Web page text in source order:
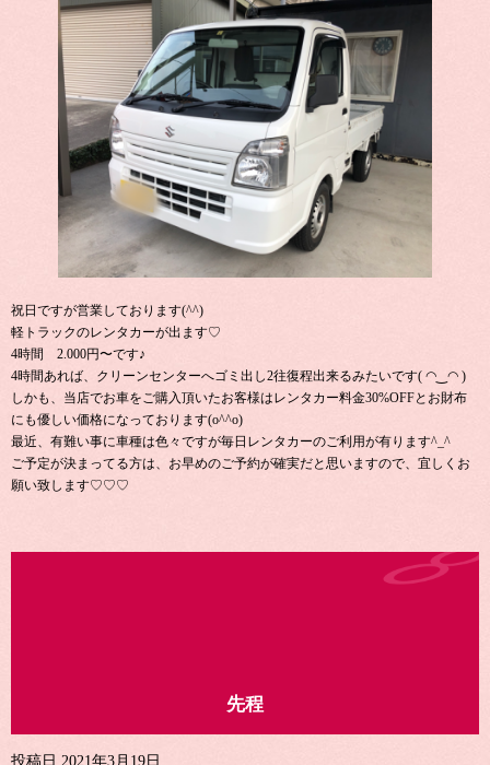
祝日ですが営業しております(^^)
軽トラックのレンタカーが出ます♡
4時間 2.000円〜です♪
4時間あれば、クリーンセンターへゴミ出し2往復程出来るみたいです( ◠‿◠ )
しかも、当店でお車をご購入頂いたお客様はレンタカー料金30%OFFとお財布
にも優しい価格になっております(o^^o)
最近、有難い事に車種は色々ですが毎日レンタカーのご利用が有ります^_^
ご予定が決まってる方は、お早めのご予約が確実だと思いますので、宜しくお
願い致します♡♡♡
先程
投稿日 2021年3月19日